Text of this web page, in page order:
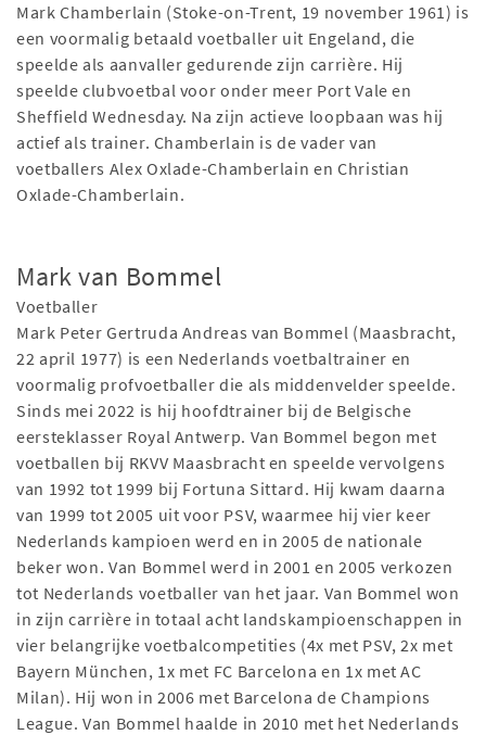
Mark Chamberlain (Stoke-on-Trent, 19 november 1961) is
een voormalig betaald voetballer uit Engeland, die
speelde als aanvaller gedurende zijn carrière. Hij
speelde clubvoetbal voor onder meer Port Vale en
Sheffield Wednesday. Na zijn actieve loopbaan was hij
actief als trainer. Chamberlain is de vader van
voetballers Alex Oxlade-Chamberlain en Christian
Oxlade-Chamberlain.
Mark van Bommel
Voetballer
Mark Peter Gertruda Andreas van Bommel (Maasbracht,
22 april 1977) is een Nederlands voetbaltrainer en
voormalig profvoetballer die als middenvelder speelde.
Sinds mei 2022 is hij hoofdtrainer bij de Belgische
eersteklasser Royal Antwerp. Van Bommel begon met
voetballen bij RKVV Maasbracht en speelde vervolgens
van 1992 tot 1999 bij Fortuna Sittard. Hij kwam daarna
van 1999 tot 2005 uit voor PSV, waarmee hij vier keer
Nederlands kampioen werd en in 2005 de nationale
beker won. Van Bommel werd in 2001 en 2005 verkozen
tot Nederlands voetballer van het jaar. Van Bommel won
in zijn carrière in totaal acht landskampioenschappen in
vier belangrijke voetbalcompetities (4x met PSV, 2x met
Bayern München, 1x met FC Barcelona en 1x met AC
Milan). Hij won in 2006 met Barcelona de Champions
League. Van Bommel haalde in 2010 met het Nederlands